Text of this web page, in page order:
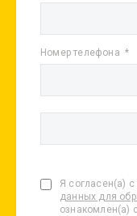
Номер телефона
Я согласен(а)
данных для
ознакомлен(а) с